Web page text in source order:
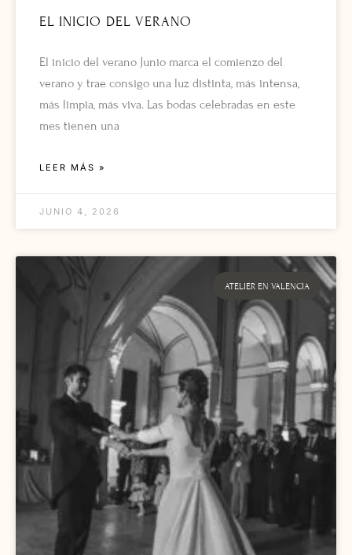
EL INICIO DEL VERANO
El inicio del verano Junio marca el comienzo del
verano y trae consigo una luz distinta, más intensa,
más limpia, más viva. Las bodas celebradas en este
mes tienen una
LEER MÁS »
JUNIO 4, 2026
ATELIER EN VALENCIA